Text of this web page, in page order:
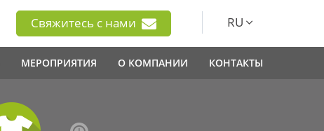
Свяжитесь с нами RU
МЕРОПРИЯТИЯ О КОМПАНИИ КОНТАКТЫ